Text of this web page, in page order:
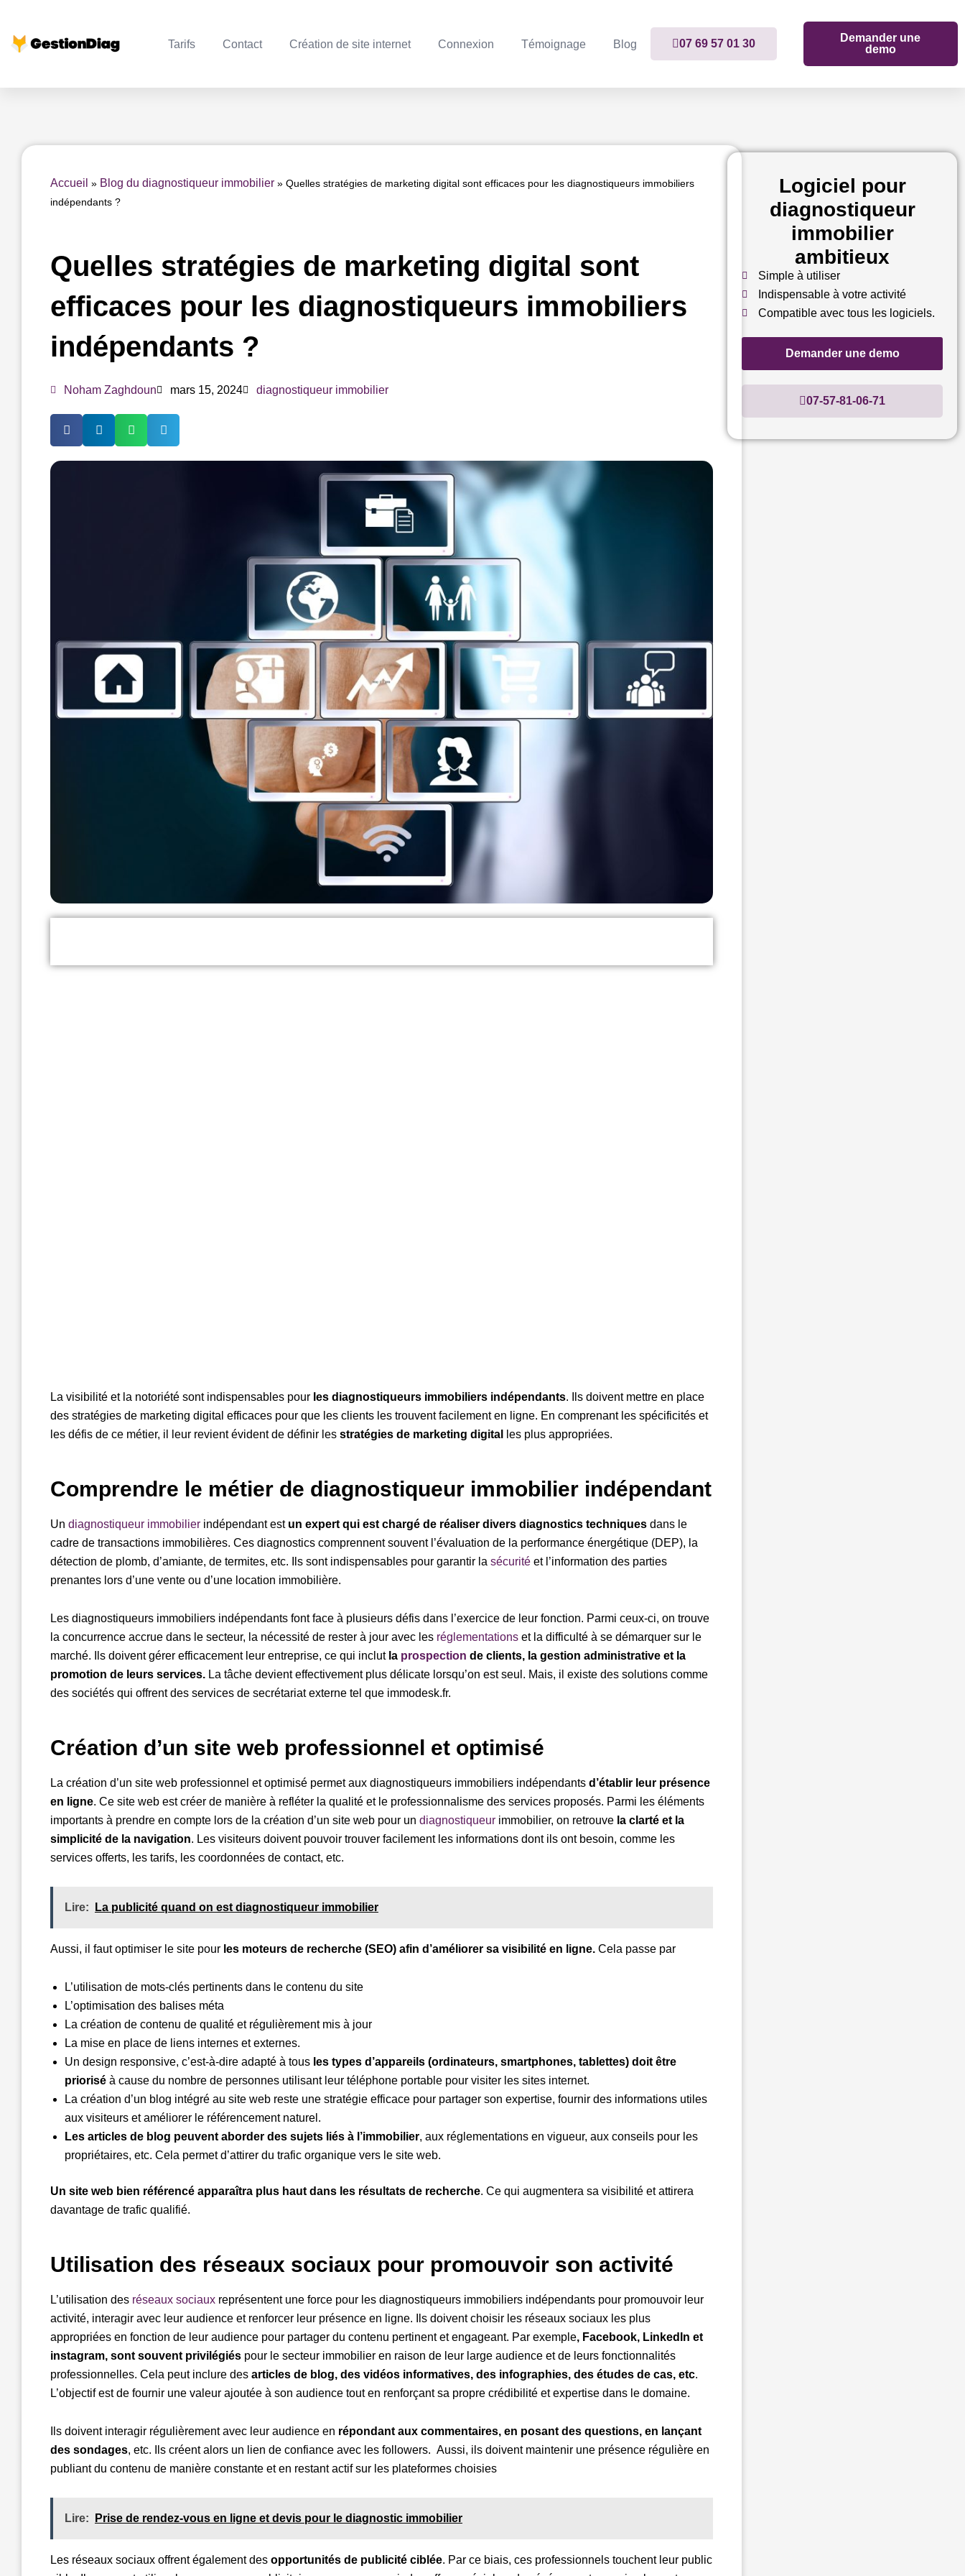
contenu
Tarifs Contact Création de site internet Connexion Témoignage Blog 07 69 57 01 30
Demander une
demo
Accueil » Blog du diagnostiqueur immobilier » Quelles stratégies de marketing digital sont efficaces pour les diagnostiqueurs immobiliers
indépendants ?
Quelles stratégies de marketing digital sont
efficaces pour les diagnostiqueurs immobiliers
indépendants ?
Noham Zaghdoun mars 15, 2024 diagnostiqueur immobilier
La visibilité et la notoriété sont indispensables pour les diagnostiqueurs immobiliers indépendants. Ils doivent mettre en place
des stratégies de marketing digital efficaces pour que les clients les trouvent facilement en ligne. En comprenant les spécificités et
les défis de ce métier, il leur revient évident de définir les stratégies de marketing digital les plus appropriées.
Comprendre le métier de diagnostiqueur immobilier indépendant
Un diagnostiqueur immobilier indépendant est un expert qui est chargé de réaliser divers diagnostics techniques dans le
cadre de transactions immobilières. Ces diagnostics comprennent souvent l’évaluation de la performance énergétique (DEP), la
détection de plomb, d’amiante, de termites, etc. Ils sont indispensables pour garantir la sécurité et l’information des parties
prenantes lors d’une vente ou d’une location immobilière.
Les diagnostiqueurs immobiliers indépendants font face à plusieurs défis dans l’exercice de leur fonction. Parmi ceux-ci, on trouve
la concurrence accrue dans le secteur, la nécessité de rester à jour avec les réglementations et la difficulté à se démarquer sur le
marché. Ils doivent gérer efficacement leur entreprise, ce qui inclut la prospection de clients, la gestion administrative et la
promotion de leurs services. La tâche devient effectivement plus délicate lorsqu’on est seul. Mais, il existe des solutions comme
des sociétés qui offrent des services de secrétariat externe tel que immodesk.fr.
Création d’un site web professionnel et optimisé
La création d’un site web professionnel et optimisé permet aux diagnostiqueurs immobiliers indépendants d’établir leur présence
en ligne. Ce site web est créer de manière à refléter la qualité et le professionnalisme des services proposés. Parmi les éléments
importants à prendre en compte lors de la création d’un site web pour un diagnostiqueur immobilier, on retrouve la clarté et la
simplicité de la navigation. Les visiteurs doivent pouvoir trouver facilement les informations dont ils ont besoin, comme les
services offerts, les tarifs, les coordonnées de contact, etc.
Lire: La publicité quand on est diagnostiqueur immobilier
Aussi, il faut optimiser le site pour les moteurs de recherche (SEO) afin d’améliorer sa visibilité en ligne. Cela passe par
L’utilisation de mots-clés pertinents dans le contenu du site
L’optimisation des balises méta
La création de contenu de qualité et régulièrement mis à jour
La mise en place de liens internes et externes.
Un design responsive, c’est-à-dire adapté à tous les types d’appareils (ordinateurs, smartphones, tablettes) doit être
priorisé à cause du nombre de personnes utilisant leur téléphone portable pour visiter les sites internet.
La création d’un blog intégré au site web reste une stratégie efficace pour partager son expertise, fournir des informations utiles
aux visiteurs et améliorer le référencement naturel.
Les articles de blog peuvent aborder des sujets liés à l’immobilier, aux réglementations en vigueur, aux conseils pour les
propriétaires, etc. Cela permet d’attirer du trafic organique vers le site web.
Un site web bien référencé apparaîtra plus haut dans les résultats de recherche. Ce qui augmentera sa visibilité et attirera
davantage de trafic qualifié.
Utilisation des réseaux sociaux pour promouvoir son activité
L’utilisation des réseaux sociaux représentent une force pour les diagnostiqueurs immobiliers indépendants pour promouvoir leur
activité, interagir avec leur audience et renforcer leur présence en ligne. Ils doivent choisir les réseaux sociaux les plus
appropriées en fonction de leur audience pour partager du contenu pertinent et engageant. Par exemple, Facebook, LinkedIn et
instagram, sont souvent privilégiés pour le secteur immobilier en raison de leur large audience et de leurs fonctionnalités
professionnelles. Cela peut inclure des articles de blog, des vidéos informatives, des infographies, des études de cas, etc.
L’objectif est de fournir une valeur ajoutée à son audience tout en renforçant sa propre crédibilité et expertise dans le domaine.
Ils doivent interagir régulièrement avec leur audience en répondant aux commentaires, en posant des questions, en lançant
des sondages, etc. Ils créent alors un lien de confiance avec les followers. Aussi, ils doivent maintenir une présence régulière en
publiant du contenu de manière constante et en restant actif sur les plateformes choisies
Lire: Prise de rendez-vous en ligne et devis pour le diagnostic immobilier
Les réseaux sociaux offrent également des opportunités de publicité ciblée. Par ce biais, ces professionnels touchent leur public
Logiciel pour
diagnostiqueur
immobilier
ambitieux
Simple à utiliser
Indispensable à votre activité
Compatible avec tous les logiciels.
Demander une demo
07-57-81-06-71